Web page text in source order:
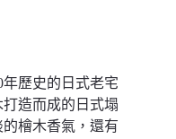
歷史的日式老宅
造而成的日式塌
檜木香氣，還有